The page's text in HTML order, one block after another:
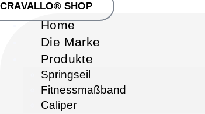
CRAVALLO® SHOP
Home
Die Marke
Produkte
Springseil
Fitnessmaßband
Caliper